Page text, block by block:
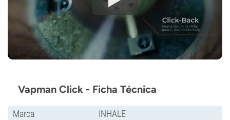
Vapman Click - Ficha Técnica
Marca
INHALE